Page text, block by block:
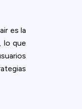
es la
lo que